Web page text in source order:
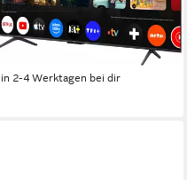
Produktdatenblatt
719,00 € UVP 999,00 €
20,87 €mtl. in 48 Raten
in 2-4 Werktagen bei dir